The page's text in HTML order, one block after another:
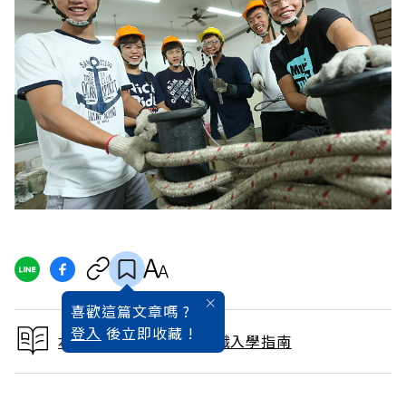
喜歡這篇文章嗎 ?
登入 後立即收藏 !
本文出自2017大學暨技職入學指南